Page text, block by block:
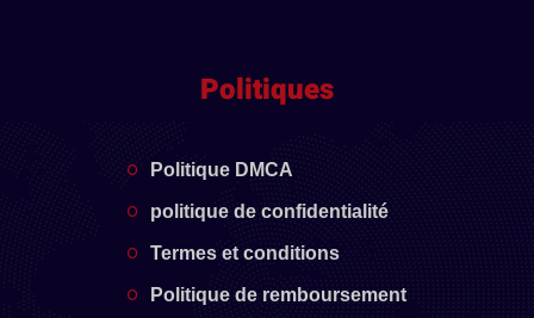
Politiques
Politique DMCA
politique de confidentialité
Termes et conditions
Politique de remboursement